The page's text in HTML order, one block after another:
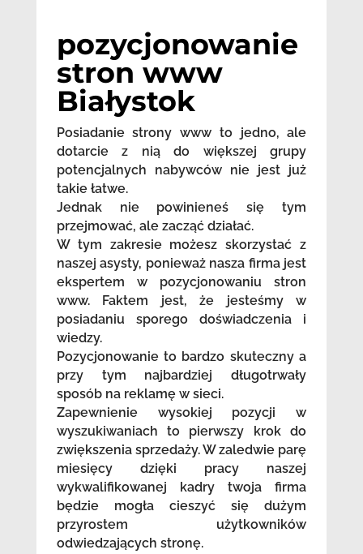
pozycjonowanie
stron www
Białystok
Posiadanie strony www to jedno, ale
dotarcie z nią do większej grupy
potencjalnych nabywców nie jest już
takie łatwe.
Jednak nie powinieneś się tym
przejmować, ale zacząć działać.
W tym zakresie możesz skorzystać z
naszej asysty, ponieważ nasza firma jest
ekspertem w pozycjonowaniu stron
www. Faktem jest, że jesteśmy w
posiadaniu sporego doświadczenia i
wiedzy.
Pozycjonowanie to bardzo skuteczny a
przy tym najbardziej długotrwały
sposób na reklamę w sieci.
Zapewnienie wysokiej pozycji w
wyszukiwaniach to pierwszy krok do
zwiększenia sprzedaży. W zaledwie parę
miesięcy dzięki pracy naszej
wykwalifikowanej kadry twoja firma
będzie mogła cieszyć się dużym
przyrostem użytkowników
odwiedzających stronę.